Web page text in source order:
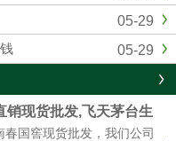
05-29
05-29
销现货批发,飞天茅台生
全国货到付款
国窖现货批发，我们公司